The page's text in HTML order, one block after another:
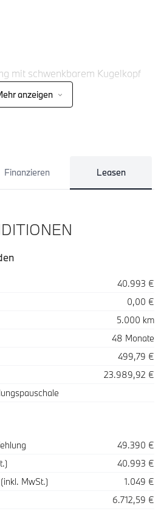
mit schwenkbarem Kugelkopf
anzeigen
Finanzieren Leasen
40.993 €
0,00 €
5.000 km
48 Monate
499,79 €
23.989,92 €
49.390 €
40.993 €
MwSt.)
1.049 €
6.712,59 €